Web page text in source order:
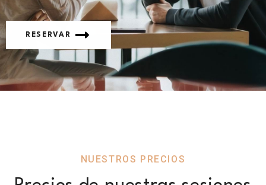
RESERVAR
NUESTROS PRECIOS